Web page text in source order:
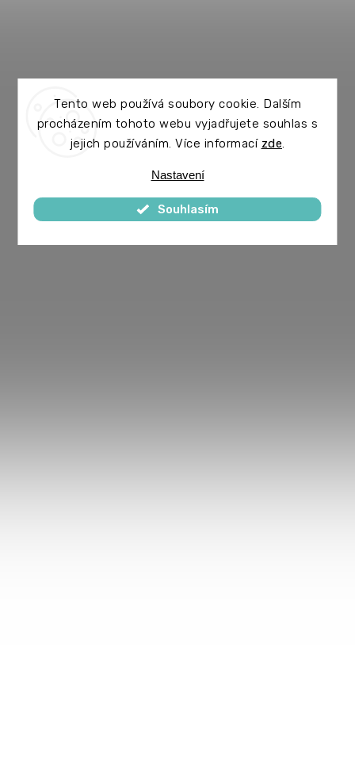
Tento web používá soubory cookie. Dalším
procházením tohoto webu vyjadřujete souhlas s
jejich používáním. Více informací zde
Nastavení
Souhlasím